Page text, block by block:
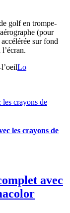
golf en trompe-
(pour
sur fond
Lo
les crayons de
les crayons de
avec